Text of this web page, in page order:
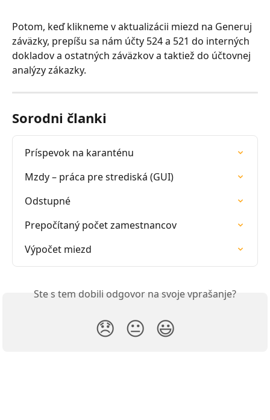
Potom, keď klikneme v aktualizácii miezd na Generuj
záväzky, prepíšu sa nám účty 524 a 521 do interných
dokladov a ostatných záväzkov a taktiež do účtovnej
analýzy zákazky.
Sorodni članki
Príspevok na karanténu
Mzdy – práca pre strediská (GUI)
Odstupné
Prepočítaný počet zamestnancov
Výpočet miezd
Ste s tem dobili odgovor na svoje vprašanje?
😞 😐 😃